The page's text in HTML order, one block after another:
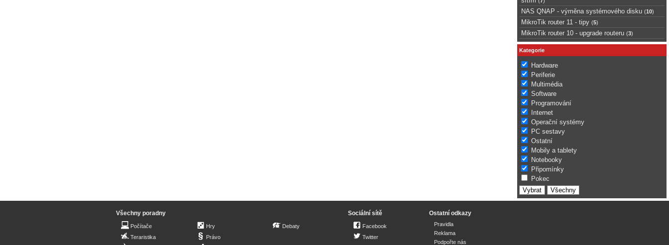
NAS QNAP - výměna systémového disku (10)
MikroTik router 11 - tipy (5)
MikroTik router 10 - upgrade routeru (3)
Kategorie
Hardware
Periferie
Multimédia
Software
Programování
Internet
Operační systémy
PC sestavy
Ostatní
Mobily a tablety
Notebooky
Připomínky
Pokec
Všechny poradny
Počítače
Teraristika
Hry
Právo
Debaty
Sociální sítě
Facebook
Twitter
Ostatní odkazy
Pravidla
Reklama
Podpořte nás